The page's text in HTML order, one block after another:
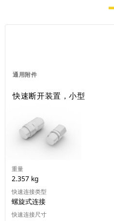
通用附件
快速断开装置，小型
重量
2.357 kg
快速连接类型
螺旋式连接
快速连接尺寸